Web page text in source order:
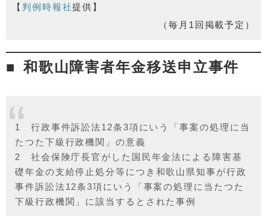
【 判例時報社提供】
（毎月1回掲載予定）
和歌山障害者年金移送申立事件
1 行政事件訴訟法12条3項にいう「事案の処理に当
たつた下級行政機関」の意義
2 社会保険庁長官がした国民年金法による障害基
礎年金の支給停止処分等につき和歌山県知事が行政
事件訴訟法12条3項にいう「事案の処理に当たつた
下級行政機関」に該当するとされた事例